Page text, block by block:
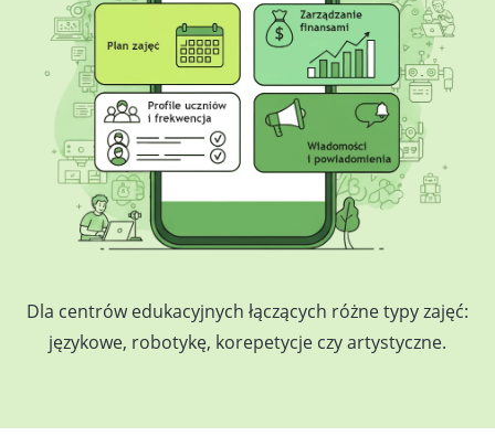
Dla centrów edukacyjnych łączących różne typy zajęć:
językowe, robotykę, korepetycje czy artystyczne.